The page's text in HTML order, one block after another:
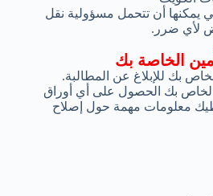
الخاصة بك
بك للإبلاغ عن المطالبة.
بك الحصول على أي أوراق
معلومات مهمة حول إصلاح
يمكنها أن تتحمل مسؤولية نقل
لأي ضرر.